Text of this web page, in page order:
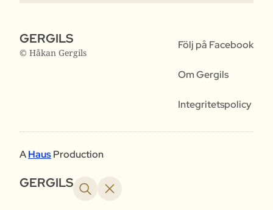
GERGILS
© Håkan Gergils
Följ på Facebook
Om Gergils
Integritetspolicy
AHausProduction
GERGILS